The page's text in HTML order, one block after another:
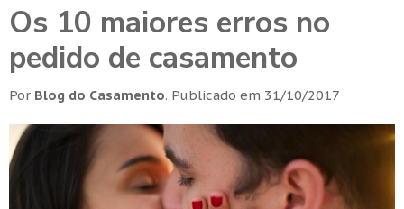
Os 10 maiores erros no
pedido de casamento
Por Blog do Casamento. Publicado em 31/10/2017